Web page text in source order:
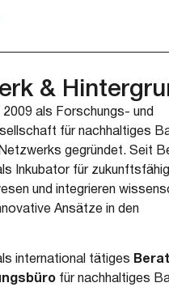
&
als Forschungs- und
für nachhaltiges
gegründet. Seit
Inkubator für
und integrieren
Ansätze in den
international tätiges
für nachhaltiges